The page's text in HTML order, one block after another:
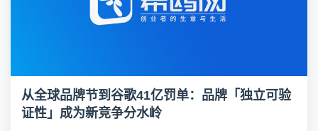
从全球品牌节到谷歌41亿罚单：品牌「独立可验
证性」成为新竞争分水岭